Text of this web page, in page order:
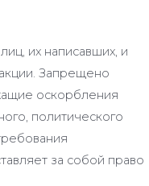
их написавших, и
Запрещено
оскорбления
политического
за собой право